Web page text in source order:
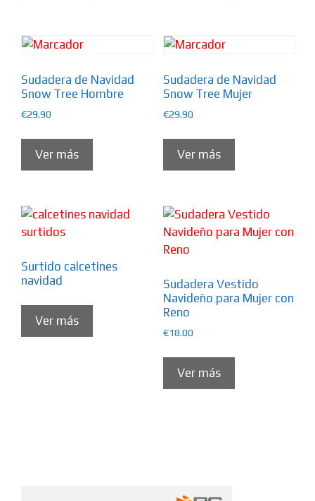
Sudadera de Navidad
Snow Tree Hombre
€29.90
Ver más
Sudadera de Navidad
Snow Tree Mujer
€29.90
Ver más
Surtido calcetines
navidad
Ver más
Sudadera Vestido
Navideño para Mujer con
Reno
€18.00
Ver más